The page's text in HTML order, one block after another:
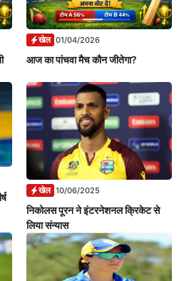
खेल 01/04/2026
आज का पांचवा मैच कौन जीतेगा?
खेल 10/06/2025
निकोलस पूरन ने इंटरनेशनल क्रिकेट से
लिया संन्यास